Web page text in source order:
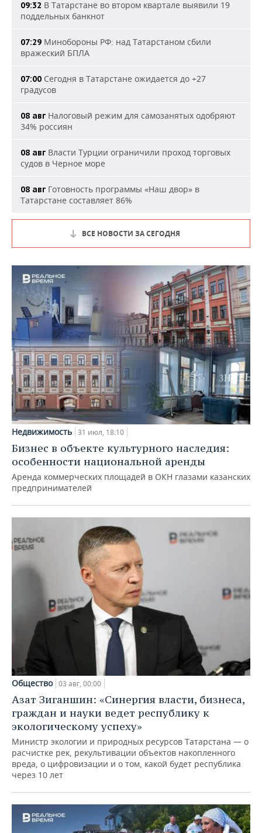
09:32 В Татарстане во втором квартале выявили 19
поддельных банкнот
07:29 Минобороны РФ: над Татарстаном сбили
вражеский БПЛА
07:00 Сегодня в Татарстане ожидается до +27
градусов
08 авг Налоговый режим для самозанятых одобряют
34% россиян
08 авг Власти Турции ограничили проход торговых
судов в Черное море
08 авг Готовность программы «Наш двор» в
Татарстане составляет 86%
ВСЕ НОВОСТИ ЗА СЕГОДНЯ
Недвижимость 31 июл, 18:10
Бизнес в объекте культурного наследия:
особенности национальной аренды
Аренда коммерческих площадей в ОКН глазами казанских
предпринимателей
Общество 03 авг, 00:00
Азат Зиганшин: «Синергия власти, бизнеса,
граждан и науки ведет республику к
экологическому успеху»
Министр экологии и природных ресурсов Татарстана — о
расчистке рек, рекультивации объектов накопленного
вреда, о цифровизации и о том, какой будет республика
через 10 лет